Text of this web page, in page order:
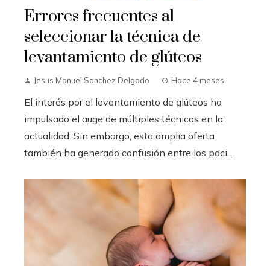
Errores frecuentes al
seleccionar la técnica de
levantamiento de glúteos
Jesus Manuel Sanchez Delgado Hace 4 meses
El interés por el levantamiento de glúteos ha
impulsado el auge de múltiples técnicas en la
actualidad. Sin embargo, esta amplia oferta
también ha generado confusión entre los paci...